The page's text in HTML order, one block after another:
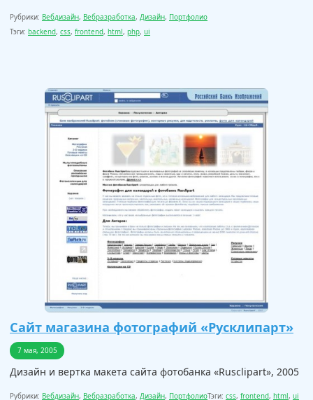
Рубрики: Вебдизайн, Вебразработка, Дизайн, Портфолио
Тэги: backend, css, frontend, html, php, ui
Сайт магазина фотографий «Русклипарт»
7 мая, 2005
Дизайн и вертка макета сайта фотобанка «Rusclipart», 2005
Рубрики: Вебдизайн, Вебразработка, Дизайн, ПортфолиоТэги: css, frontend, html, ui